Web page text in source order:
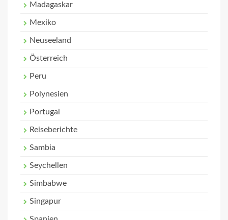
Madagaskar
Mexiko
Neuseeland
Österreich
Peru
Polynesien
Portugal
Reiseberichte
Sambia
Seychellen
Simbabwe
Singapur